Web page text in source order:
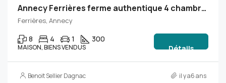
Annecy Ferrières ferme authentique 4 chambres dans cadre bucolique
Ferrières, Annecy
8 4 1 300
MAISON, BIENS VENDUS Détails
Benoit Sellier Dagnac il y a6 ans